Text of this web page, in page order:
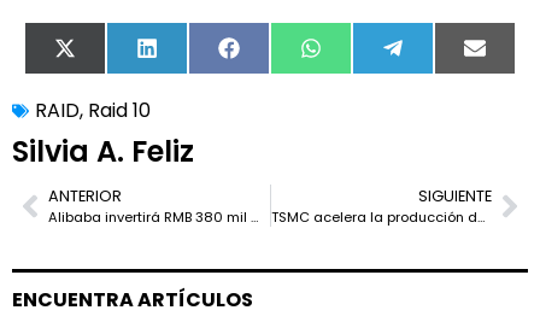
X
(Twitter)
LinkedIn FacebookWhatsApp TelegramEmail
RAID, Raid 10
Silvia A. Feliz
ANTERIOR
Alibaba invertirá RMB 380 mil millones en infraestructura de IA y nube en los próximos tres años
SIGUIENTE
TSMC acelera la producción de chips de 2nm con una proyección de hasta 80.000 obleas mensuales
ENCUENTRA ARTÍCULOS